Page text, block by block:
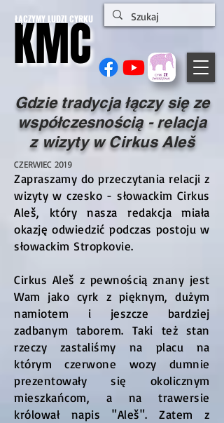
KMC
KMC
ŁĄCZYMY LUDZI CYRKU
Gdzie tradycja łączy się ze
współczesnością - relacja
z wizyty w Cirkus Aleš
CZERWIEC 2019
Zapraszamy do przeczytania relacji z
wizyty w czesko - słowackim Cirkus
Aleš, który nasza redakcja miała
okazję odwiedzić podczas postoju w
słowackim Stropkovie.
Cirkus Aleš z pewnością znany jest
Wam jako cyrk z pięknym, dużym
namiotem i jeszcze bardziej
zadbanym taborem. Taki też stan
rzeczy zastaliśmy na placu na
którym czerwone wozy dumnie
prezentowały się okolicznym
mieszkańcom, a na trawersie
królował napis "Aleš". Zatem z